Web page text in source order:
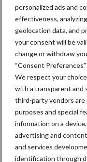
personalized ads and
effectiveness,
geolocation data, and
your consent will be
change or withdraw
“Consent
We respect your
with a transparent and
third-party vendors
purposes and special
information on a
advertising and
and services
identification through
Themapagina's
Diergezondheid
Mastitis